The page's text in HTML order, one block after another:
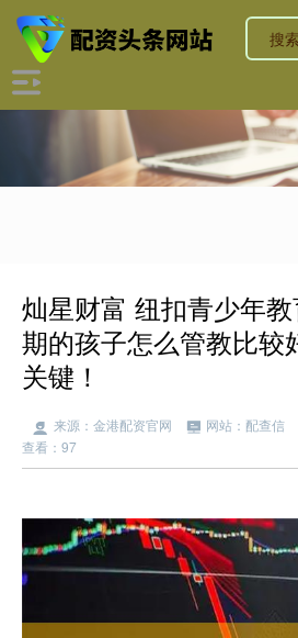
灿星财富 纽扣青少年
期的孩子怎么管教比较
关键！
来源：金港配资官网 网站：配查信
查看：97